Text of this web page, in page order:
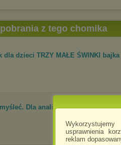
usprawnienia
reklam
z tego chomika
dla dzieci TRZY MAŁE ŚWINKI bajka
Dla analizujących bez końca